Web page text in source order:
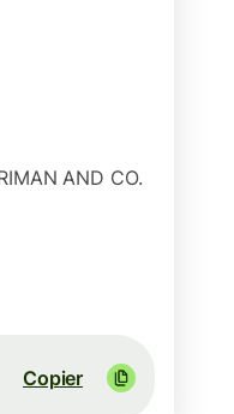
AND CO.
Copier